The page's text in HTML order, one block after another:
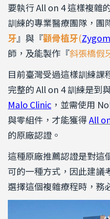
要執行 All on 4 這樣複雜
訓練的專業醫療團隊，團
牙』與『顴骨植牙(
師，及能製作『斜張橋假
目前臺灣受過這樣訓練課
完整的 All on 4 訓練是到
Malo Clinic ，並需使用
與零組件，才能獲得All
的原廠認證。
這種原廠推薦認證是對這
可的一種方式，因此建議
選擇這個複雜療程時，務